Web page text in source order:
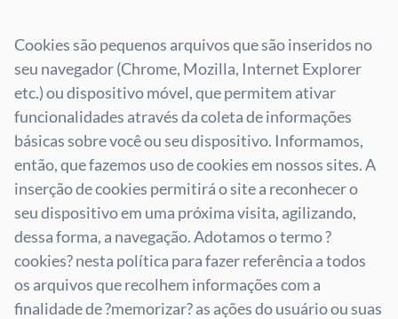
Cookies são pequenos arquivos que são inseridos no
seu navegador (Chrome, Mozilla, Internet Explorer
etc.) ou dispositivo móvel, que permitem ativar
funcionalidades através da coleta de informações
básicas sobre você ou seu dispositivo. Informamos,
então, que fazemos uso de cookies em nossos sites. A
inserção de cookies permitirá o site a reconhecer o
seu dispositivo em uma próxima visita, agilizando,
dessa forma, a navegação. Adotamos o termo ?
cookies? nesta política para fazer referência a todos
os arquivos que recolhem informações com a
finalidade de ?memorizar? as ações do usuário ou suas